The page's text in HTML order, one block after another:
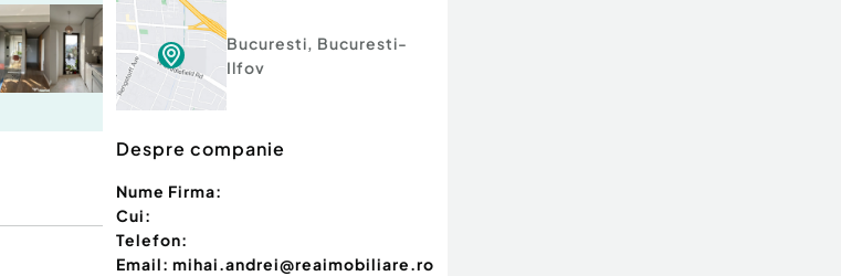
Bucuresti, Bucuresti-
Ilfov
Despre companie
Nume Firma:
Cui:
Telefon:
Email: mihai.andrei@reaimobiliare.ro